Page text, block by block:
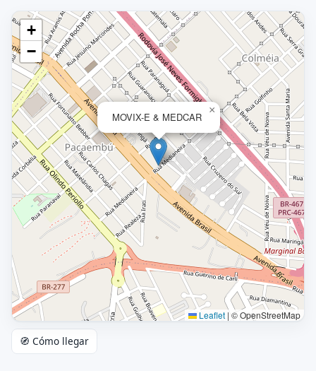
MOVIX-E & MEDCAR
×
+
−
Leaflet | © OpenStreetMap
🧭 Cómo llegar